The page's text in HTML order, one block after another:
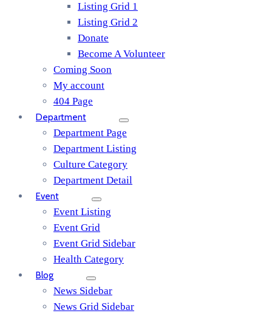
Listing Grid 1
Listing Grid 2
Donate
Become A Volunteer
Coming Soon
My account
404 Page
Department
Department Page
Department Listing
Culture Category
Department Detail
Event
Event Listing
Event Grid
Event Grid Sidebar
Health Category
Blog
News Sidebar
News Grid Sidebar